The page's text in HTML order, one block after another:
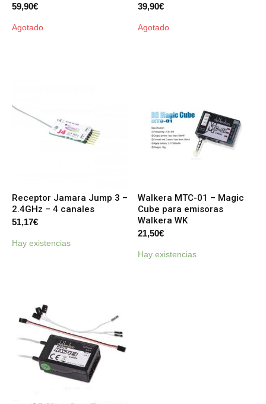
59,90€
Agotado
39,90€
Agotado
Receptor Jamara Jump 3 –
2.4GHz – 4 canales
51,17€
Hay existencias
Walkera MTC-01 – Magic
Cube para emisoras
Walkera WK
21,50€
Hay existencias